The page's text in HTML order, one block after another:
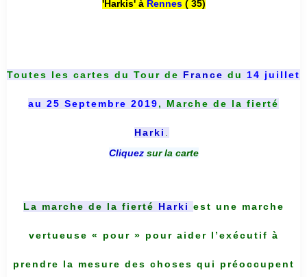
'Harkis' à Rennes( 35)
Toutes les cartes du Tour de France du 14 juillet
au 25 Septembre 2019, Marche de la fierté
Harki .
Cliquez sur la carte
La marche de la fierté Harki est une marche
vertueuse « pour » pour aider l’exécutif à
prendre la mesure des choses qui préoccupent